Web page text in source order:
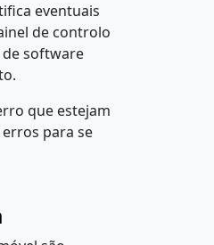
eventuais
de controlo
software
que estejam
para se